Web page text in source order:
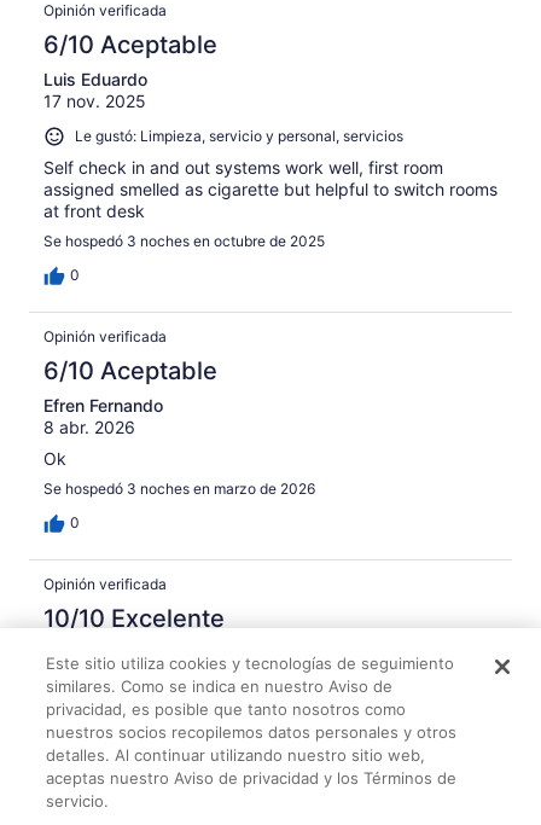
Opinión verificada
6/10 Aceptable
Luis Eduardo
17 nov. 2025
Le gustó: Limpieza, servicio y personal, servicios
Self check in and out systems work well, first room
assigned smelled as cigarette but helpful to switch rooms
at front desk
Se hospedó 3 noches en octubre de 2025
0
Opinión verificada
6/10 Aceptable
Efren Fernando
8 abr. 2026
Ok
Se hospedó 3 noches en marzo de 2026
0
Opinión verificada
10/10 Excelente
Luis Carlos Flores
23 mar. 2026
Le gustó: Limpieza, servicio y personal, servicios y
condiciones de la propiedad
.
Se hospedó 4 noches en marzo de 2026
Este sitio utiliza cookies y tecnologías de seguimiento
similares. Como se indica en nuestro Aviso de
privacidad, es posible que tanto nosotros como
nuestros socios recopilemos datos personales y otros
detalles. Al continuar utilizando nuestro sitio web,
aceptas nuestro Aviso de privacidad y los Términos de
servicio.